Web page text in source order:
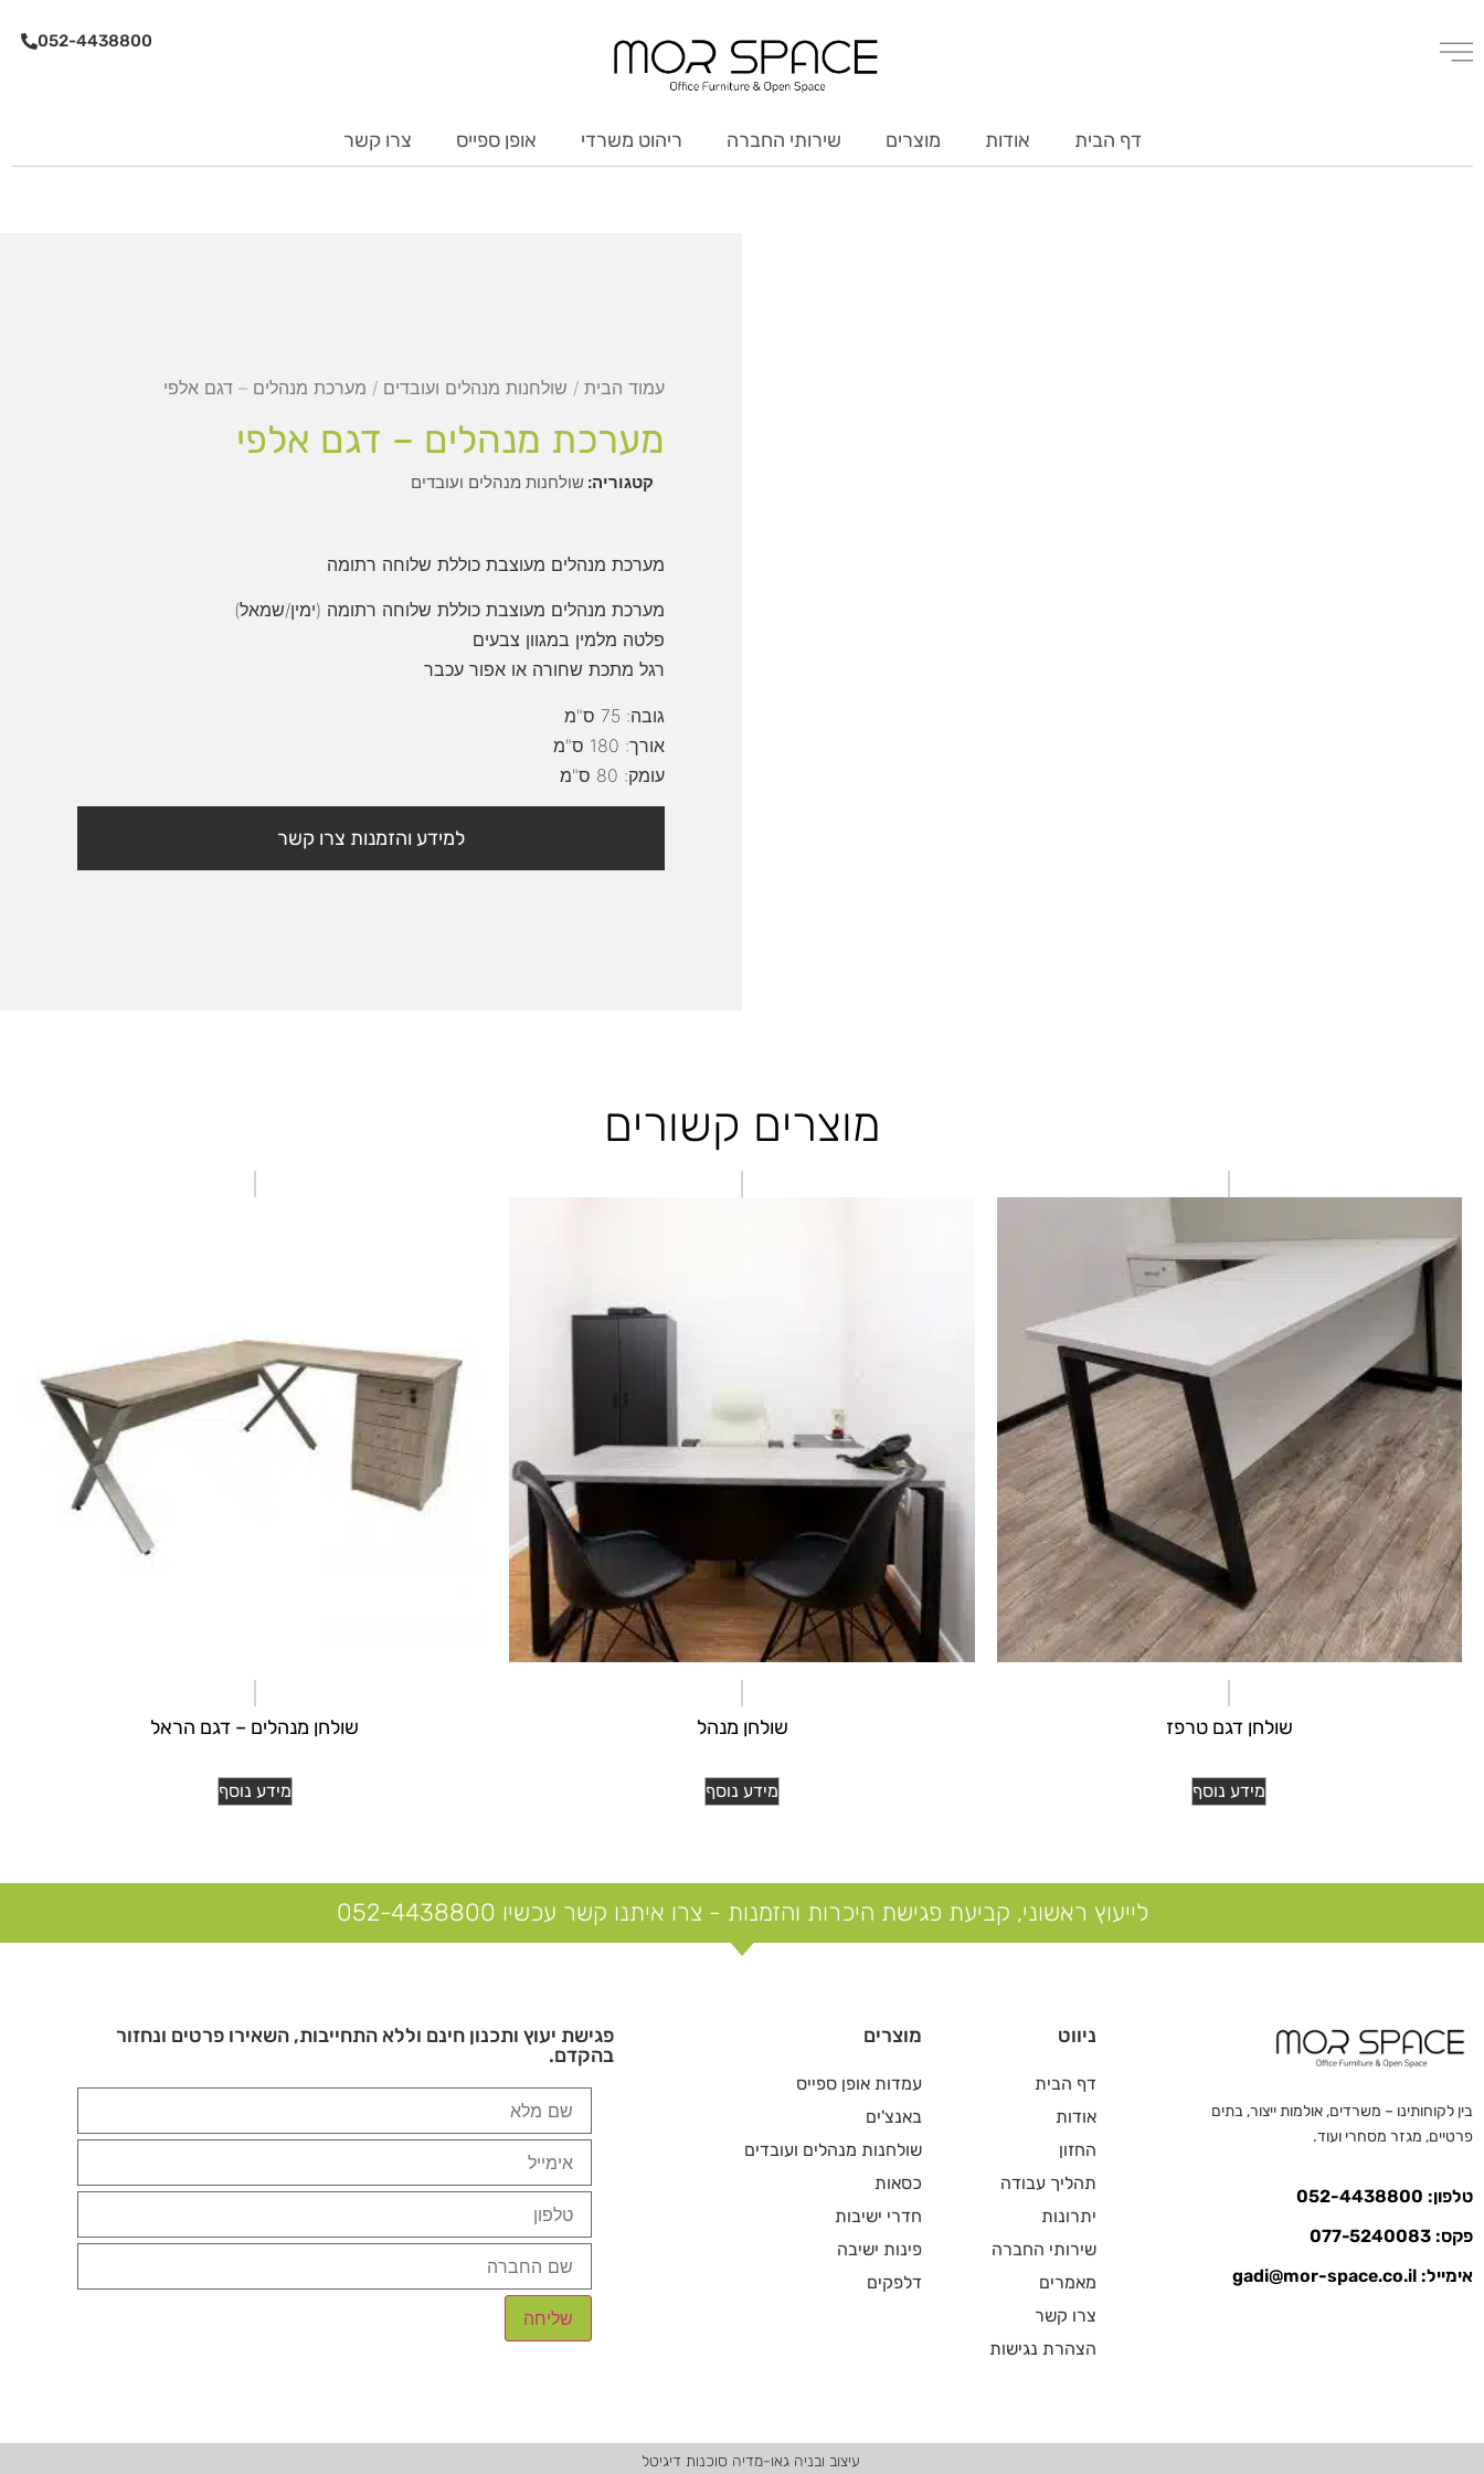
052-4438800
דף הבית אודות מוצרים שירותי החברה ריהוט משרדי אופן ספייס צרו קשר
עמוד הבית / שולחנות מנהלים ועובדים / מערכת מנהלים – דגם אלפי
מערכת מנהלים – דגם אלפי
קטגוריה: שולחנות מנהלים ועובדים
מערכת מנהלים מעוצבת כוללת שלוחה רתומה
מערכת מנהלים מעוצבת כוללת שלוחה רתומה (ימין/שמאל)
פלטה מלמין במגוון צבעים
רגל מתכת שחורה או אפור עכבר
גובה: 75 ס"מ
אורך: 180 ס"מ
עומק: 80 ס"מ
למידע והזמנות צרו קשר
מוצרים קשורים
שולחן דגם טרפז
מידע נוסף
שולחן מנהל
מידע נוסף
שולחן מנהלים – דגם הראל
מידע נוסף
לייעוץ ראשוני, קביעת פגישת היכרות והזמנות - צרו איתנו קשר עכשיו 052-4438800
בין לקוחותינו – משרדים, אולמות ייצור, בתים
פרטיים, מגזר מסחרי ועוד.
טלפון: 052-4438800
פקס: 077-5240083
אימייל: gadi@mor-space.co.il
ניווט
דף הבית
אודות
החזון
תהליך עבודה
יתרונות
שירותי החברה
מאמרים
צרו קשר
הצהרת נגישות
מוצרים
עמדות אופן ספייס
באנצ'ים
שולחנות מנהלים ועובדים
כסאות
חדרי ישיבות
פינות ישיבה
דלפקים
פגישת יעוץ ותכנון חינם וללא התחייבות, השאירו פרטים ונחזור
בהקדם.
עיצוב ובניה גאו-מדיה סוכנות דיגיטל